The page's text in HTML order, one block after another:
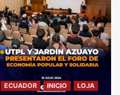
ECUADOR INICIO LOJA